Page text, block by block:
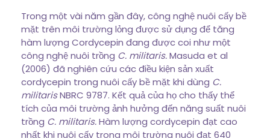
Trong một vài năm gần đây, công nghệ nuôi cấy bề
mặt trên môi trường lỏng được sử dụng để tăng
hàm lượng Cordycepin đang được coi như một
công nghệ nuôi trồng C. militaris.Masuda et al
(2006) đã nghiên cứu các điều kiện sản xuất
cordycepin trong nuôi cấy bề mặt khi dùng C.
militarisNBRC 9787. Kết quả của họ cho thấy thể
tích của môi trường ảnh hưởng đến năng suất nuôi
trồng C. militaris.Hàm lượng cordycepin đạt cao
nhất khi nuôi cấy trong môi trường nuôi đạt 640